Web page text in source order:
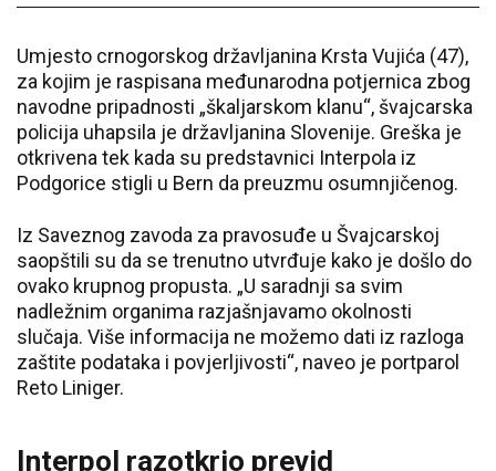
Umjesto crnogorskog državljanina Krsta Vujića (47),
za kojim je raspisana međunarodna potjernica zbog
navodne pripadnosti „škaljarskom klanu“, švajcarska
policija uhapsila je državljanina Slovenije. Greška je
otkrivena tek kada su predstavnici Interpola iz
Podgorice stigli u Bern da preuzmu osumnjičenog.
Iz Saveznog zavoda za pravosuđe u Švajcarskoj
saopštili su da se trenutno utvrđuje kako je došlo do
ovako krupnog propusta. „U saradnji sa svim
nadležnim organima razjašnjavamo okolnosti
slučaja. Više informacija ne možemo dati iz razloga
zaštite podataka i povjerljivosti“, naveo je portparol
Reto Liniger.
Interpol razotkrio previd